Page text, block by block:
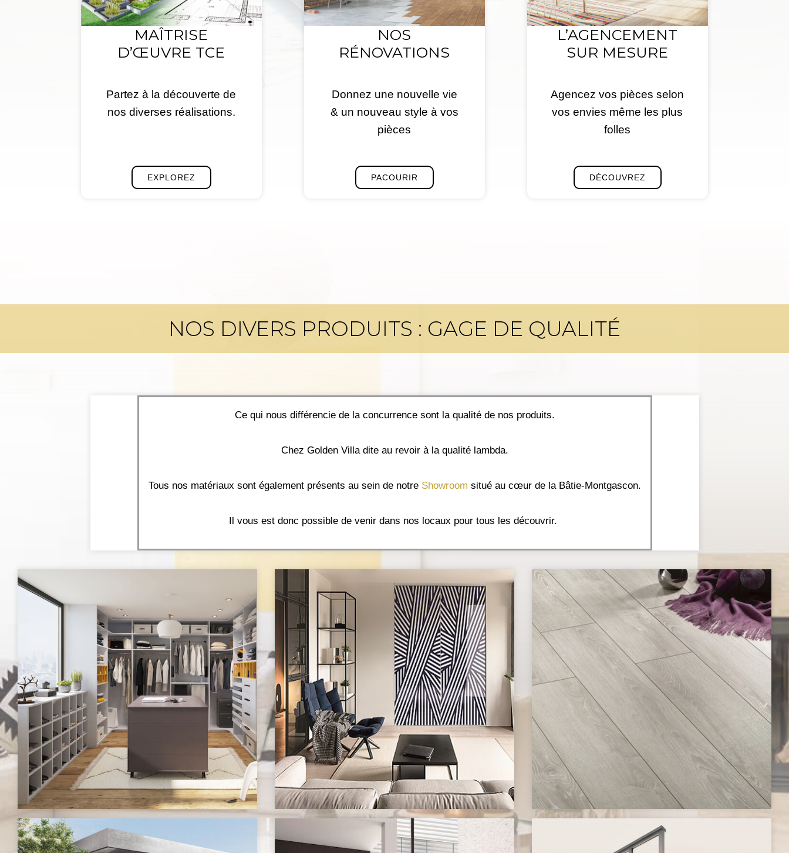
MAÎTRISE
D’ŒUVRE TCE
Partez à la découverte de
nos diverses réalisations.
EXPLOREZ
NOS
RÉNOVATIONS
Donnez une nouvelle vie
& un nouveau style à vos
pièces
PACOURIR
L’AGENCEMENT
SUR MESURE
Agencez vos pièces selon
vos envies même les plus
folles
DÉCOUVREZ
NOS DIVERS PRODUITS : GAGE DE QUALITÉ
Ce qui nous différencie de la concurrence sont la qualité de nos produits.
Chez Golden Villa dite au revoir à la qualité lambda.
Tous nos matériaux sont également présents au sein de notre Showroom situé au cœur de la Bâtie-Montgascon.
Il vous est donc possible de venir dans nos locaux pour tous les découvrir.